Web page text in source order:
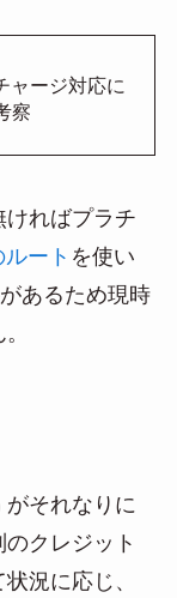
ャージ対応に
察
ればプラチ
ート を使い
あるため現時
がそれなりに
クレジット
況に応じ、